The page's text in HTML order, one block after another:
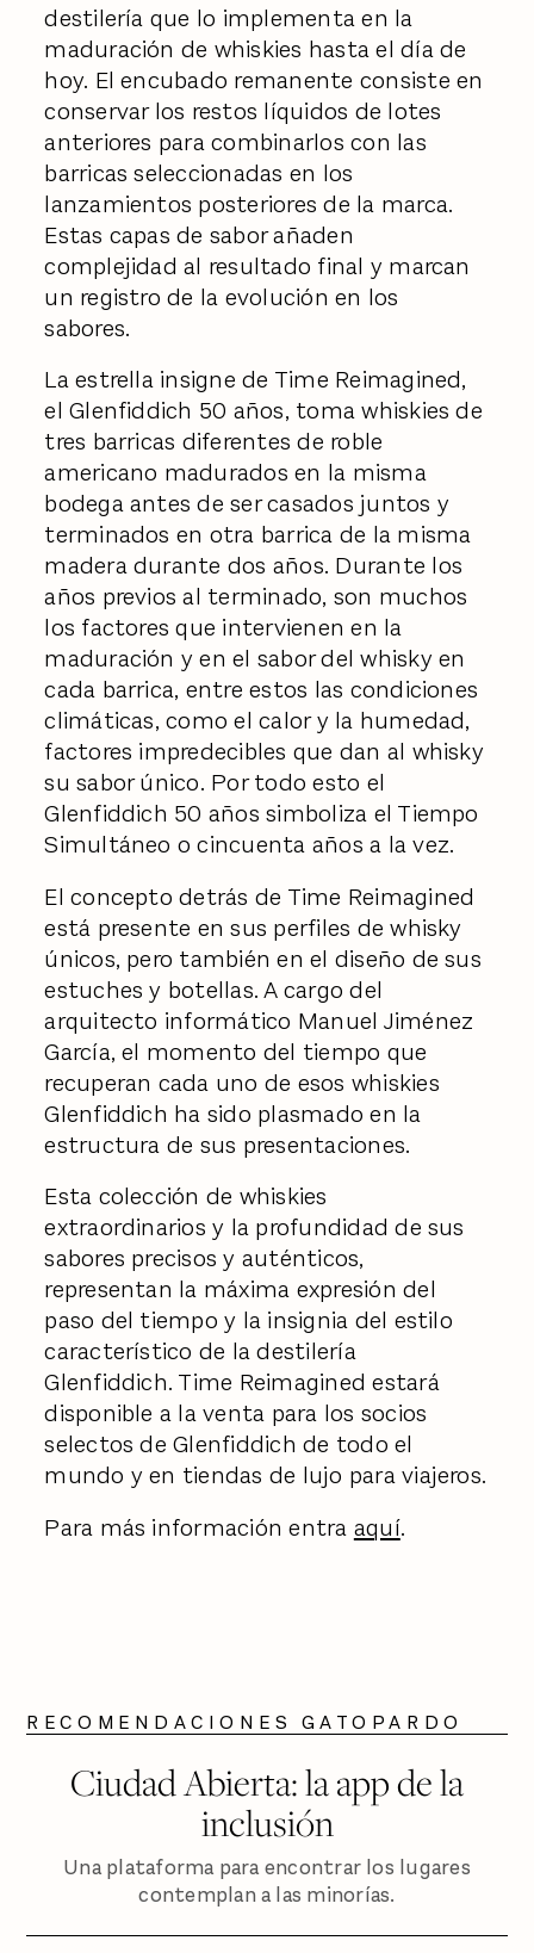
destilería que lo implementa en la
maduración de whiskies hasta el día de
hoy. El encubado remanente consiste en
conservar los restos líquidos de lotes
anteriores para combinarlos con las
barricas seleccionadas en los
lanzamientos posteriores de la marca.
Estas capas de sabor añaden
complejidad al resultado final y marcan
un registro de la evolución en los
sabores.
La estrella insigne de Time Reimagined,
el Glenfiddich 50 años, toma whiskies de
tres barricas diferentes de roble
americano madurados en la misma
bodega antes de ser casados juntos y
terminados en otra barrica de la misma
madera durante dos años. Durante los
años previos al terminado, son muchos
los factores que intervienen en la
maduración y en el sabor del whisky en
cada barrica, entre estos las condiciones
climáticas, como el calor y la humedad,
factores impredecibles que dan al whisky
su sabor único. Por todo esto el
Glenfiddich 50 años simboliza el Tiempo
Simultáneo o cincuenta años a la vez.
El concepto detrás de Time Reimagined
está presente en sus perfiles de whisky
únicos, pero también en el diseño de sus
estuches y botellas. A cargo del
arquitecto informático Manuel Jiménez
García, el momento del tiempo que
recuperan cada uno de esos whiskies
Glenfiddich ha sido plasmado en la
estructura de sus presentaciones.
Esta colección de whiskies
extraordinarios y la profundidad de sus
sabores precisos y auténticos,
representan la máxima expresión del
paso del tiempo y la insignia del estilo
característico de la destilería
Glenfiddich. Time Reimagined estará
disponible a la venta para los socios
selectos de Glenfiddich de todo el
mundo y en tiendas de lujo para viajeros.
Para más información entra aquí.
RECOMENDACIONES GATOPARDO
Ciudad Abierta: la app de la
inclusión
Una plataforma para encontrar los lugares
contemplan a las minorías.